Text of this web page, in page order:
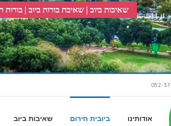
שאיבות ביוב | שאיבת בורות ביוב |
אודותינו ביובית חירום שאיבות ביוב